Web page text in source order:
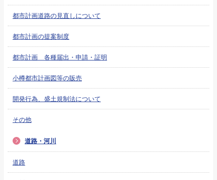
都市計画道路の見直しについて
都市計画の提案制度
都市計画 各種届出・申請・証明
小樽都市計画図等の販売
開発行為、盛土規制法について
その他
道路・河川
道路